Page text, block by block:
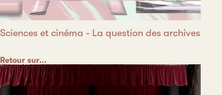
Sciences et cinéma - La question des archives
Catégorie
Retour sur...